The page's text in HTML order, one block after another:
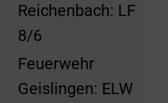
Reichenbach: LF
8/6
Feuerwehr
Geislingen: ELW